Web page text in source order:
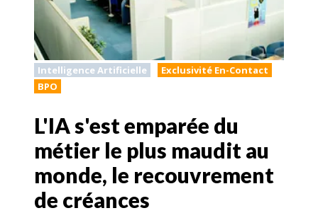
Intelligence Artificielle
Exclusivité En-Contact
BPO
L'IA s'est emparée du
métier le plus maudit au
monde, le recouvrement
de créances